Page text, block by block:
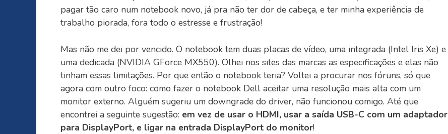
pagar tão caro num notebook novo, já pra não ter dor de cabeça, e ter minha experiência de
trabalho piorada, fora todo o estresse e frustração!
Mas não me dei por vencido. O notebook tem duas placas de vídeo, uma integrada (Intel Iris Xe) e
uma dedicada (NVIDIA GForce MX550). Olhei nos sites das marcas as especificações e elas não
tinham essas limitações. Por que então o notebook teria? Voltei a procurar nos fóruns, só que
agora com outro foco: como fazer o notebook Dell aceitar uma resolução mais alta com um
monitor externo. Alguém sugeriu um downgrade do driver, não funcionou comigo. Até que
encontrei a seguinte sugestão: em vez de usar o HDMI, usar a saída USB-C com um adaptador
para DisplayPort, e ligar na entrada DisplayPort do monitor!